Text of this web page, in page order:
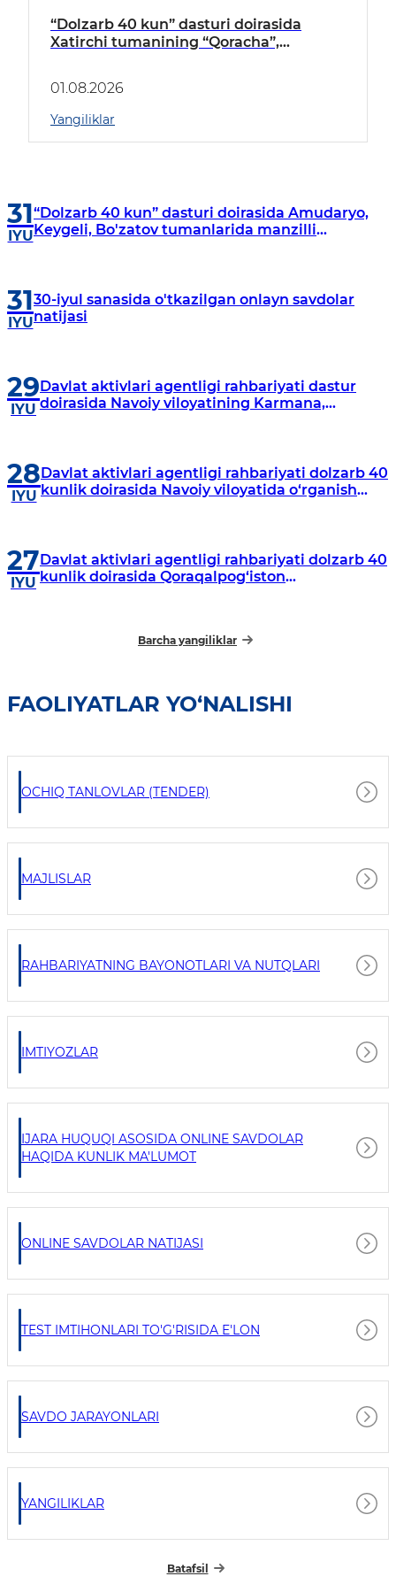
“Dolzarb 40 kun” dasturi doirasida
Xatirchi tumanining “Qoracha”,
borildi
01.08.2026
Yangiliklar
31
IYU
“Dolzarb 40 kun” dasturi doirasida Amudaryo,
Keygeli, Bo'zatov tumanlarida manzilli
31
IYU
30-iyul sanasida o'tkazilgan onlayn savdolar
natijasi
29
IYU
Davlat aktivlari agentligi rahbariyati dastur
doirasida Navoiy viloyatining Karmana,
28
IYU
Davlat aktivlari agentligi rahbariyati dolzarb 40
kunlik doirasida Navoiy viloyatida o‘rganish
27
IYU
Davlat aktivlari agentligi rahbariyati dolzarb 40
kunlik doirasida Qoraqalpog‘iston
Barcha yangiliklar
FAOLIYATLAR YO‘NALISHI
OCHIQ TANLOVLAR (TENDER)
MAJLISLAR
RAHBARIYATNING BAYONOTLARI VA NUTQLARI
IMTIYOZLAR
IJARA HUQUQI ASOSIDA ONLINE SAVDOLAR
HAQIDA KUNLIK MA'LUMOT
ONLINE SAVDOLAR NATIJASI
TEST IMTIHONLARI TO'G'RISIDA E'LON
SAVDO JARAYONLARI
YANGILIKLAR
Batafsil